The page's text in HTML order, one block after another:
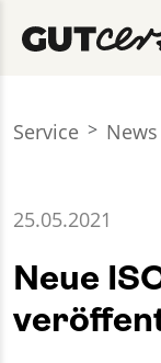
Service News
25.05.2021
Neue